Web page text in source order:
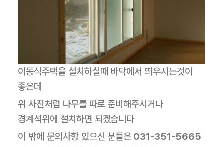
이동식주택을 설치하실때 바닥에서 띄우시는것이
좋은데
위 사진처럼 나무를 따로 준비해주시거나
경계석위에 설치하면 되겠습니다
이 밖에 문의사항 있으신 분들은 031-351-5665